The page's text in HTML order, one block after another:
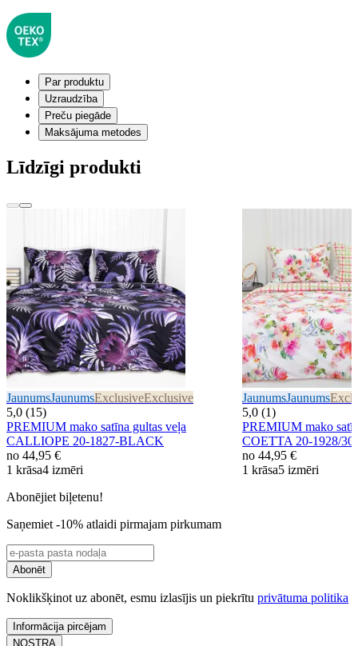
Par produktu
Uzraudzība
Preču piegāde
Maksājuma metodes
Līdzīgi produkti
JaunumsJaunumsExclusiveExclusive
5,0 (15)
PREMIUM mako satīna gultas veļa
CALLIOPE 20-1827-BLACK
no 44,95 €
1 krāsa4 izmēri
JaunumsJaunums
5,0 (1)
PREMIUM mako
COETTA 20-1928/
no 44,95 €
1 krāsa5 izmēri
Abonējiet biļetenu!
Saņemiet -10% atlaidi pirmajam pirkumam
Abonēt
Noklikšķinot uz abonēt, esmu izlasījis un piekrītu privātuma politika
Informācija pircējam
NOSTRA